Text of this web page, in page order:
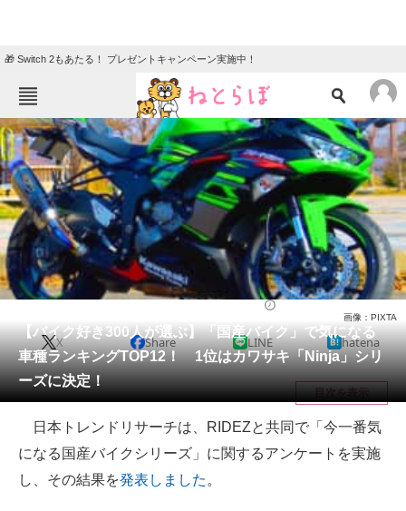
🎁 Switch 2もあたる！ プレゼントキャンペーン実施中！
ねとらぼメニュー
TOP ニュース
エンタメ クイズ
グルメ 地域
住まい 教育・育児
動物 リサーチ
会員記事
メディア
注目記事を集めた総合ページ
ITの今と未来を見通す
スマホと通信の最新トレンド
【バイク好き300人が選ぶ】「国産バイク」で気になる
車種ランキングTOP12！ 1位はカワサキ「Ninja」シリ
ーズに決定！
画像：PIXTA
X Share LINE hatena
目次を表示
日本トレンドリサーチは、RIDEZと共同で「今一番気
になる国産バイクシリーズ」に関するアンケートを実施
し、その結果を発表しました 。